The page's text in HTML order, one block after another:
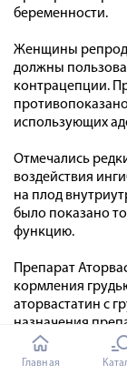
беременности.
Женщины
должны
контрацепции.
использующих
Отмечались
воздействия
на плод
было показано
функцию.
Препарат
кормления
аторвастатин с
назначения
вскармливание
риска
Главная